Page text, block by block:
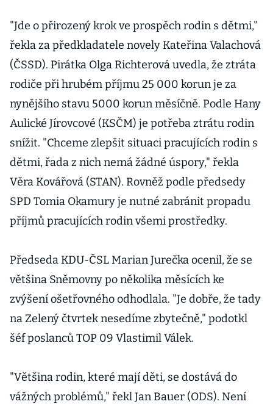
"Jde o přirozený krok ve prospěch rodin s dětmi,"
řekla za předkladatele novely Kateřina Valachová
(ČSSD). Pirátka Olga Richterová uvedla, že ztráta
rodiče při hrubém příjmu 25 000 korun je za
nynějšího stavu 5000 korun měsíčně. Podle Hany
Aulické Jírovcové (KSČM) je potřeba ztrátu rodin
snížit. "Chceme zlepšit situaci pracujících rodin s
dětmi, řada z nich nemá žádné úspory," řekla
Věra Kovářová (STAN). Rovněž podle předsedy
SPD Tomia Okamury je nutné zabránit propadu
příjmů pracujících rodin všemi prostředky.
Předseda KDU-ČSL Marian Jurečka ocenil, že se
většina Sněmovny po několika měsících ke
zvýšení ošetřovného odhodlala. "Je dobře, že tady
na Zelený čtvrtek nesedíme zbytečně," podotkl
šéf poslanců TOP 09 Vlastimil Válek.
"Většina rodin, které mají děti, se dostává do
vážných problémů," řekl Jan Bauer (ODS). Není